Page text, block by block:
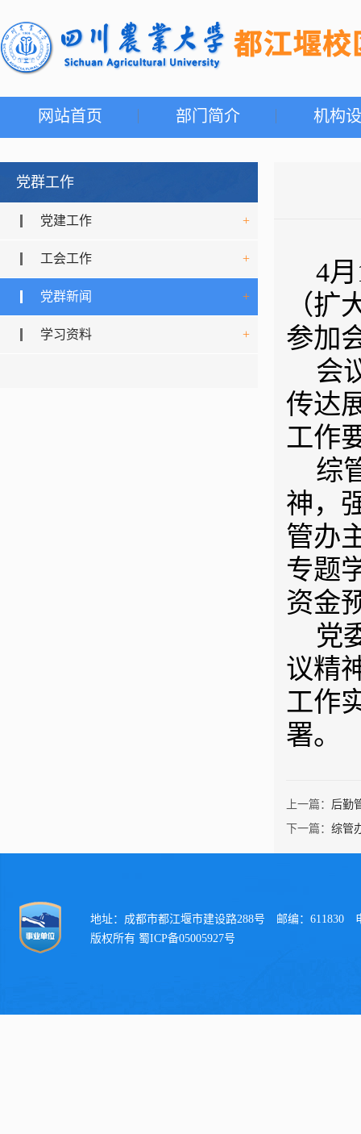
网站首页 部门简介 机构
党群工作
党建工作 +
工会工作 +
党群新闻 +
学习资料 +
4
（
参加
会
传达
工作
综
神，
管办
专题
资金
党
议精
工作
署。
上一篇： 后勤
下一篇： 综管
地址：成都市都江堰市建设路288号 邮编：611830
版权所有 蜀ICP备05005927号